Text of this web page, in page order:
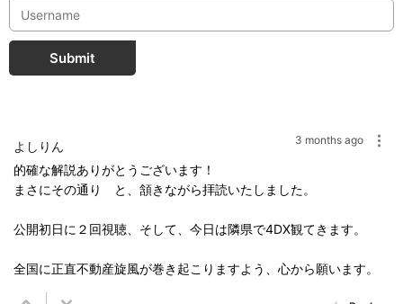
Submit
3 months ago
よしりん
的確な解説ありがとうございます！
まさにその通り と、頷きながら拝読いたしました。
公開初日に２回視聴、そして、今日は隣県で4DX観てきます。
全国に正直不動産旋風が巻き起こりますよう、心から願います。